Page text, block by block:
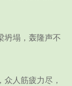
塌，轰隆声不
人筋疲力尽，